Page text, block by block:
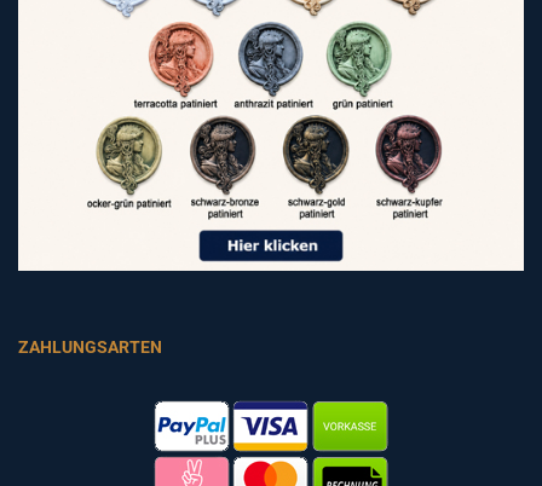
ZAHLUNGSARTEN